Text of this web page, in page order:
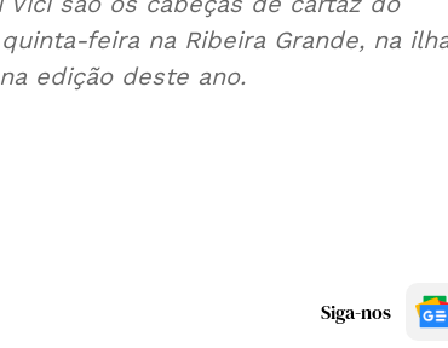
feira na Ribeira Grande, na
edição deste ano.
Siga-nos